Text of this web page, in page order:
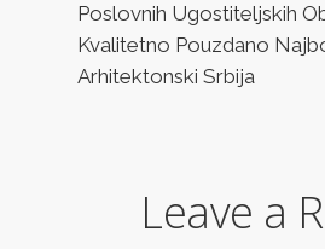
Poslovnih Ugostiteljskih
Kvalitetno Pouzdano
Arhitektonski Srbija
Leave a